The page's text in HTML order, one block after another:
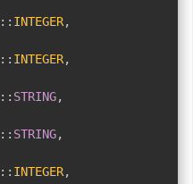
:: INTEGER,
:: INTEGER,
:: STRING,
:: STRING,
:: INTEGER,